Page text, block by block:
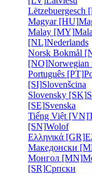
Lëtzebuergesch
Magyar [HU]
Malay [MY]
[NL]Nederlands
Norsk Bokmål
[NO]Norwegian
Português [PT]
[SI]Slovenšcina
Slovensky [SK]
[SE]Svenska
Tiếng Việt [VN]
[SN]Wolof
Ελληνικά [GR]
Македонски
Монгол [MN]
[SR]Српски